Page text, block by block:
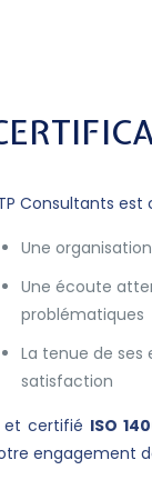
Consultants est
Une
Une écoute
problématiques
La tenue de
satisfaction
et certifié ISO
engagement